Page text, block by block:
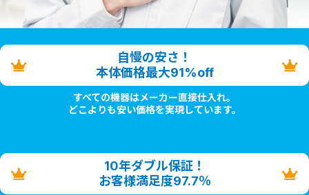
自慢の安さ！
本体価格最大91%off
すべての機器はメーカー直接仕入れ。
どこよりも安い価格を実現しています。
10年ダブル保証！
お客様満足度97.7％